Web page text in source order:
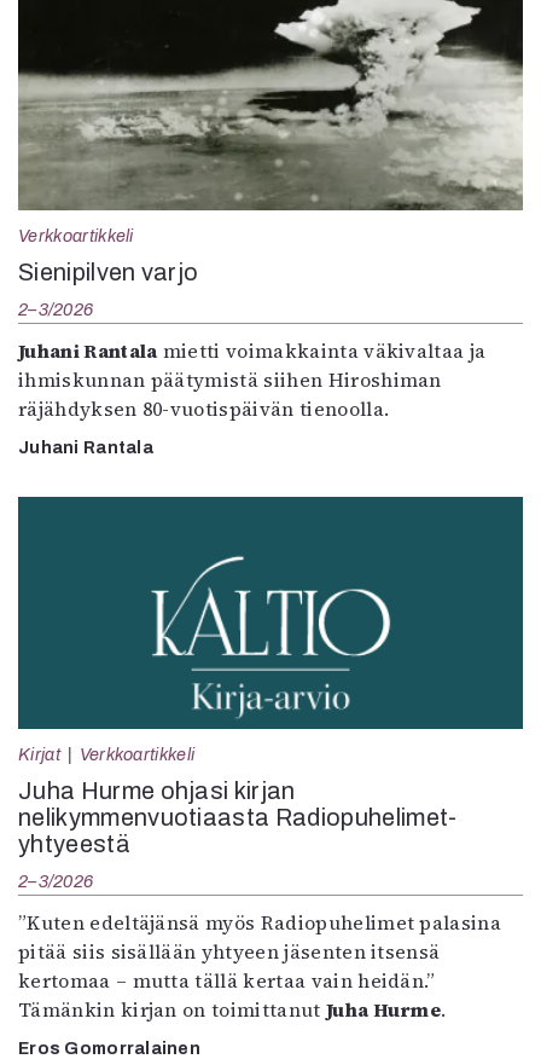
Verkkoartikkeli
Sienipilven varjo
2–3/2026
Juhani Rantala mietti voimakkainta väkivaltaa ja
ihmiskunnan päätymistä siihen Hiroshiman
räjähdyksen 80-vuotispäivän tienoolla.
Juhani Rantala
Kirjat Verkkoartikkeli
Juha Hurme ohjasi kirjan
nelikymmenvuotiaasta Radiopuhelimet-
yhtyeestä
2–3/2026
”Kuten edeltäjänsä myös Radiopuhelimet palasina
pitää siis sisällään yhtyeen jäsenten itsensä
kertomaa – mutta tällä kertaa vain heidän.”
Tämänkin kirjan on toimittanut Juha Hurme.
Eros Gomorralainen